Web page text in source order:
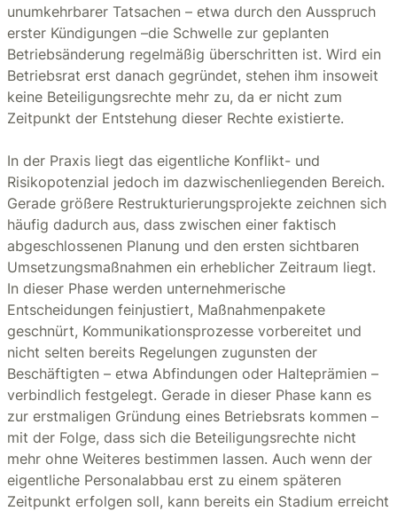
unumkehrbarer Tatsachen – etwa durch den Ausspruch
erster Kündigungen –die Schwelle zur geplanten
Betriebsänderung regelmäßig überschritten ist. Wird ein
Betriebsrat erst danach gegründet, stehen ihm insoweit
keine Beteiligungsrechte mehr zu, da er nicht zum
Zeitpunkt der Entstehung dieser Rechte existierte.
In der Praxis liegt das eigentliche Konflikt- und
Risikopotenzial jedoch im dazwischenliegenden Bereich.
Gerade größere Restrukturierungsprojekte zeichnen sich
häufig dadurch aus, dass zwischen einer faktisch
abgeschlossenen Planung und den ersten sichtbaren
Umsetzungsmaßnahmen ein erheblicher Zeitraum liegt.
In dieser Phase werden unternehmerische
Entscheidungen feinjustiert, Maßnahmenpakete
geschnürt, Kommunikationsprozesse vorbereitet und
nicht selten bereits Regelungen zugunsten der
Beschäftigten – etwa Abfindungen oder Halteprämien –
verbindlich festgelegt. Gerade in dieser Phase kann es
zur erstmaligen Gründung eines Betriebsrats kommen –
mit der Folge, dass sich die Beteiligungsrechte nicht
mehr ohne Weiteres bestimmen lassen. Auch wenn der
eigentliche Personalabbau erst zu einem späteren
Zeitpunkt erfolgen soll, kann bereits ein Stadium erreicht